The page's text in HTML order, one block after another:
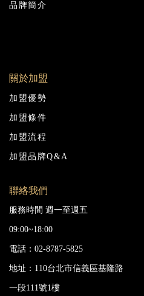
品牌簡介
關於加盟
加盟優勢
加盟條件
加盟流程
加盟品牌Q&A
聯絡我們
服務時間 週一至週五
09:00~18:00
電話：02-8787-5825
地址：110台北市信義區基隆路
一段111號1樓